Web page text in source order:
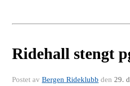
Ridehall stengt
Postet av Bergen Rideklubb den 29.